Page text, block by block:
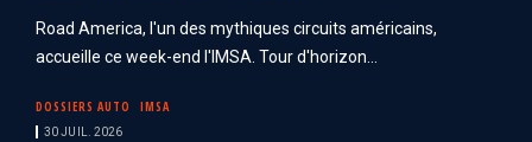
Road America, l'un des mythiques circuits américains,
accueille ce week-end l'IMSA. Tour d'horizon...
DOSSIERS AUTO IMSA
30 JUIL. 2026